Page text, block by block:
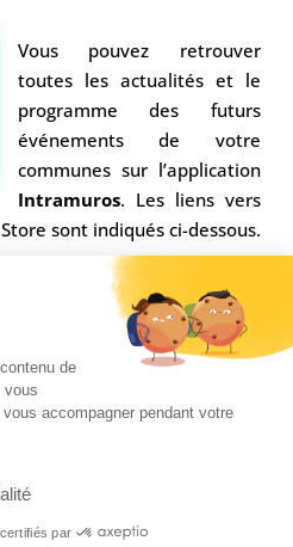
de
vous
accompagner pendant votre
par
Vous pouvez retrouver
toutes les actualités et le
programme des futurs
événements de votre
communes sur l’application
Intramuros. Les liens vers
sont indiqués ci-dessous.